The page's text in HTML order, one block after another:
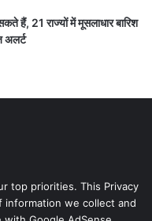
हैं, 21 राज्यों में मूसलाधार बारिश
top priorities. This Privacy
information we collect and